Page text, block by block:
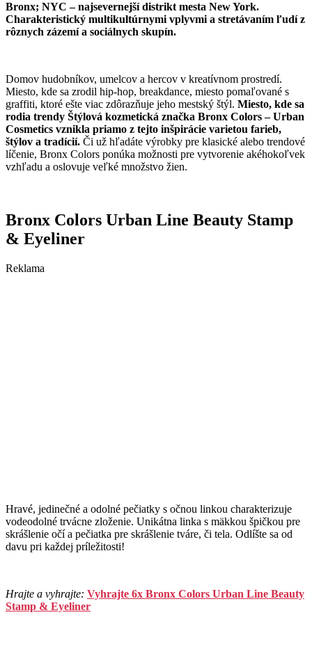
Bronx; NYC – najsevernejší distrikt mesta New York.
Charakteristický multikultúrnymi vplyvmi a stretávaním ľudí z
rôznych zázemí a sociálnych skupín.
Domov hudobníkov, umelcov a hercov v kreatívnom prostredí.
Miesto, kde sa zrodil hip-hop, breakdance, miesto pomaľované s
graffiti, ktoré ešte viac zdôrazňuje jeho mestský štýl. Miesto, kde sa
rodia trendy Štýlová kozmetická značka Bronx Colors – Urban
Cosmetics vznikla priamo z tejto inšpirácie varietou farieb,
štýlov a tradícií. Či už hľadáte výrobky pre klasické alebo trendové
líčenie, Bronx Colors ponúka možnosti pre vytvorenie akéhokoľvek
vzhľadu a oslovuje veľké množstvo žien.
Bronx Colors Urban Line Beauty Stamp
& Eyeliner
Reklama
Hravé, jedinečné a odolné pečiatky s očnou linkou charakterizuje
vodeodolné trvácne zloženie. Unikátna linka s mäkkou špičkou pre
skrášlenie očí a pečiatka pre skrášlenie tváre, či tela. Odlíšte sa od
davu pri každej príležitosti!
Hrajte a vyhrajte: Vyhrajte 6x Bronx Colors Urban Line Beauty
Stamp & Eyeliner